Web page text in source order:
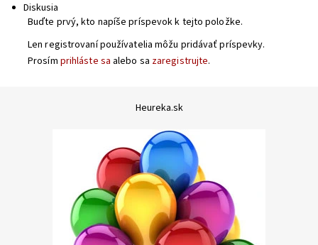
Diskusia
Buďte prvý, kto napíše príspevok k tejto položke.
Len registrovaní používatelia môžu pridávať príspevky.
Prosím prihláste sa alebo sa zaregistrujte.
Heureka.sk